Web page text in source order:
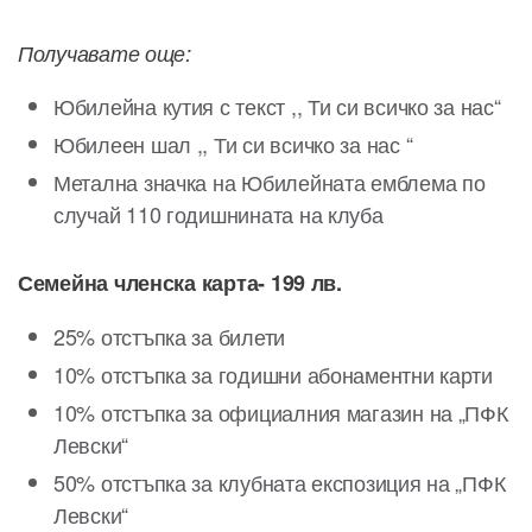
Получавате още:
Юбилейна кутия с текст ,, Ти си всичко за нас“
Юбилеен шал ,, Ти си всичко за нас “
Метална значка на Юбилейната емблема по
случай 110 годишнината на клуба
Семейна членска карта- 199 лв.
25% отстъпка за билети
10% отстъпка за годишни абонаментни карти
10% отстъпка за официалния магазин на „ПФК
Левски“
50% отстъпка за клубната експозиция на „ПФК
Левски“